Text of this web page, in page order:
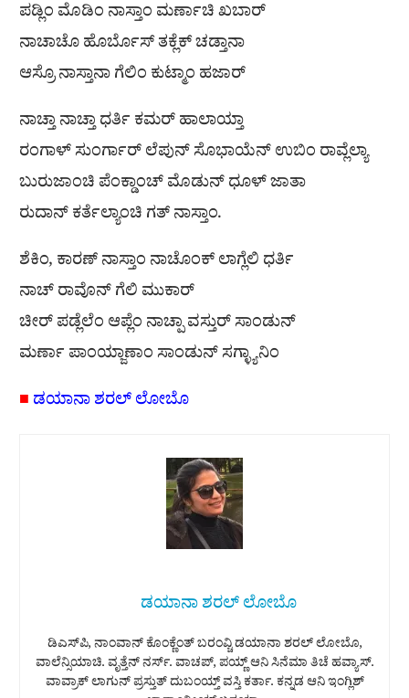
ಪಡ್ಲಿಂ ಮೊಡಿಂ ನಾಸ್ತಾಂ ಮರ್ಣಾಚಿ ಖಬಾರ್
ನಾಚಾಚೊ ಹೊರ್ಬೊಸ್ ತಕ್ಲೆಕ್ ಚಡ್ತಾನಾ
ಆಸ್ರೊ ನಾಸ್ತಾನಾ ಗೆಲಿಂ ಕುಟ್ಮಾಂ ಹಜಾರ್
ನಾಚ್ತಾ ನಾಚ್ತಾ ಧರ್ತಿ ಕಮರ್ ಹಾಲಾಯ್ತಾ
ರಂಗಾಳ್ ಸುಂರ್ಗಾರ್ ಲೆಪುನ್ ಸೊಭಾಯೆನ್ ಉಬಿಂ ರಾವ್ಲೆಲ್ಯಾ
ಬುರುಜಾಂಚಿ ಪೆಂಕ್ಡಾಂಚ್ ಮೊಡುನ್ ಧೂಳ್ ಜಾತಾ
ರುದಾನ್ ಕರ್ತೆಲ್ಯಾಂಚಿ ಗತ್ ನಾಸ್ತಾಂ.
ಶೆಕಿಂ, ಕಾರಣ್ ನಾಸ್ತಾಂ ನಾಚೊಂಕ್ ಲಾಗ್ಲೆಲಿ ಧರ್ತಿ
ನಾಚ್ ರಾವೊನ್ ಗೆಲಿ ಮುಕಾರ್
ಚೀರ್ ಪಡ್ಲೆಲೆಂ ಆಪ್ಲೆಂ ನಾಚ್ಪಾ ವಸ್ತುರ್ ಸಾಂಡುನ್
ಮರ್ಣಾ ಪಾಂಯ್ಜಾಣಾಂ ಸಾಂಡುನ್ ಸಗ್ಳ್ಯಾನಿಂ
■ ಡಯಾನಾ ಶರಲ್ ಲೋಬೊ
ಡಯಾನಾ ಶರಲ್ ಲೋಬೊ
ಡಿಎಸ್‌ಪಿ, ನಾಂವಾನ್ ಕೊಂಕ್ಣೆಂತ್ ಬರಂವ್ಚಿ ಡಯಾನಾ ಶರಲ್ ಲೋಬೊ,
ವಾಲೆನ್ಸಿಯಾಚಿ. ವೃತ್ತೆನ್ ನರ್ಸ್. ವಾಚಪ್, ಪಯ್ಣ್ ಆನಿ ಸಿನೆಮಾ ತಿಚೆ ಹವ್ಯಾಸ್.
ವಾವ್ರಾಕ್ ಲಾಗುನ್ ಪ್ರಸ್ತುತ್ ದುಬಂಯ್ತ್ ವಸ್ತಿ ಕರ್ತಾ. ಕನ್ನಡ ಆನಿ ಇಂಗ್ಲಿಶ್